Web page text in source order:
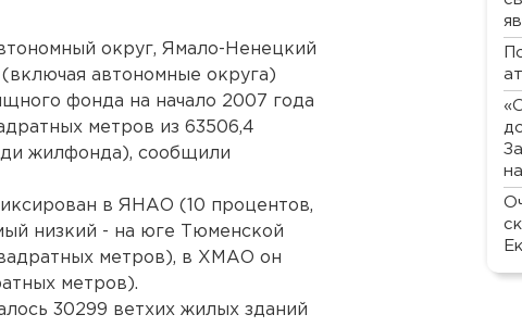
округ, Ямало-Ненецкий
автономные округа)
фонда на начало 2007 года
метров из 63506,4
жилфонда), сообщили
в ЯНАО (10 процентов,
низкий - на юге Тюменской
метров), в ХМАО он
метров).
30299 ветхих жилых зданий